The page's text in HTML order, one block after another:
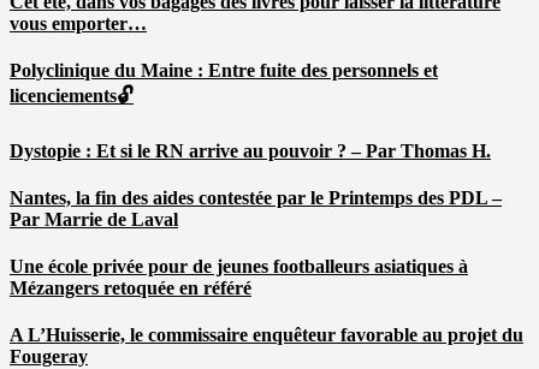
vous emporter…
Polyclinique du Maine : Entre fuite des personnels et
licenciements🔓
Dystopie : Et si le RN arrive au pouvoir ? – Par Thomas H.
Nantes, la fin des aides contestée par le Printemps des PDL –
Par Marrie de Laval
Une école privée pour de jeunes footballeurs asiatiques à
Mézangers retoquée en référé
A L’Huisserie, le commissaire enquêteur favorable au projet du
Fougeray